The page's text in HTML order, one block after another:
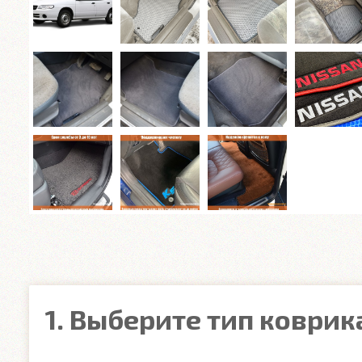
1. Выберите тип